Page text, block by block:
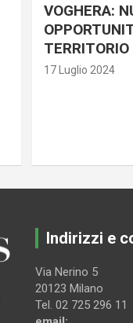
VOGHERA:
TERRITORIO
17 Luglio 2024
Indirizzi e
Via Nerino 5
20123 Milano
Tel. 02 725 296 11